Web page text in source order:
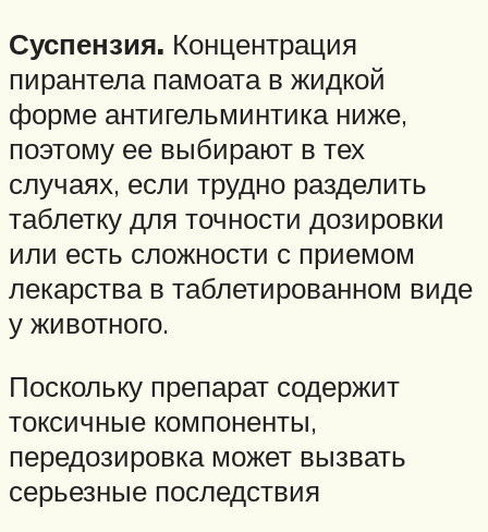
Суспензия. Концентрация
пирантела памоата в жидкой
форме антигельминтика ниже,
поэтому ее выбирают в тех
случаях, если трудно разделить
таблетку для точности дозировки
или есть сложности с приемом
лекарства в таблетированном виде
у животного.
Поскольку препарат содержит
токсичные компоненты,
передозировка может вызвать
серьезные последствия